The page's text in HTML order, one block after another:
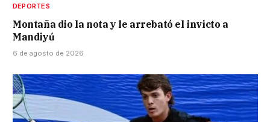
DEPORTES
Montaña dio la nota y le arrebató el invicto a
Mandiyú
6 de agosto de 2026